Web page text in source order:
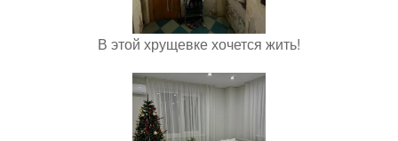
В этой хрущевке хочется жить!